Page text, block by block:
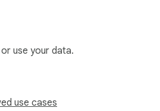
use your data.
use cases